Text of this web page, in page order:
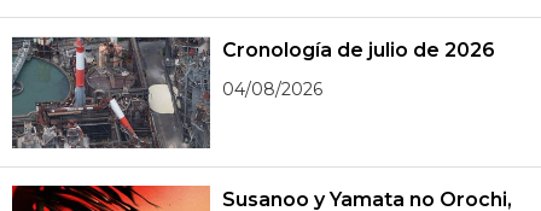
Cronología de julio de 2026
04/08/2026
Susanoo y Yamata no Orochi,